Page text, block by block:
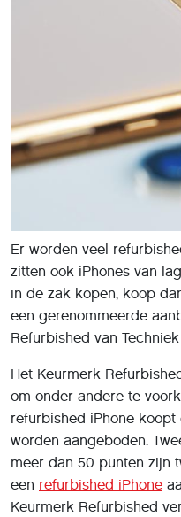
Er worden veel
zitten ook iPhones van
in de zak kopen, koop
een gerenommeerde
Refurbished van
Het Keurmerk
om onder andere te
refurbished iPhone
worden aangeboden.
meer dan 50 punten zijn
een refurbished iPhone
Keurmerk Refurbished